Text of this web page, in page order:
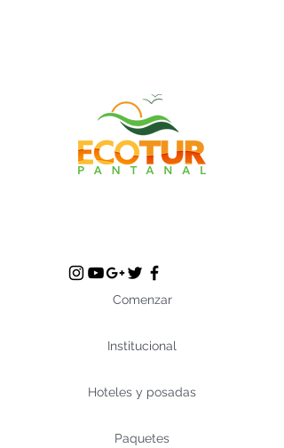
Comenzar
Institucional
Hoteles y posadas
Paquetes